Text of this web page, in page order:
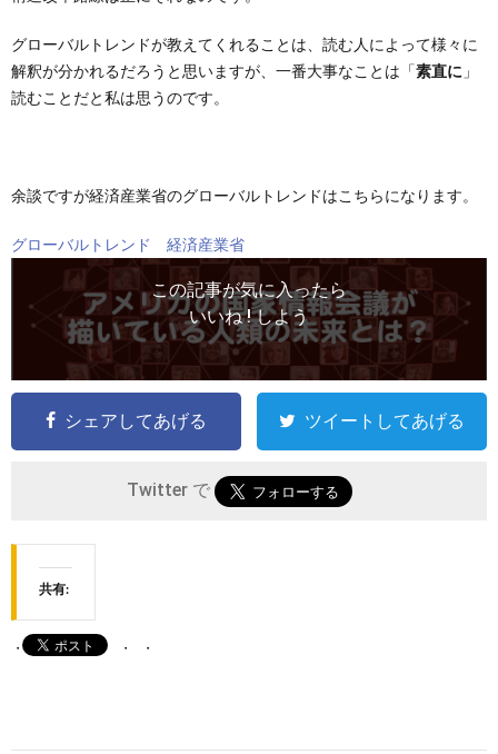
グローバルトレンドが教えてくれることは、読む人によって様々に
解釈が分かれるだろうと思いますが、一番大事なことは「素直に 」
読むことだと私は思うのです。
余談ですが経済産業省のグローバルトレンドはこちらになります。
グローバルトレンド 経済産業省
この記事が気に入ったら
いいね ! しよう
シェアしてあげる ツイートしてあげる
Twitter で
共有: